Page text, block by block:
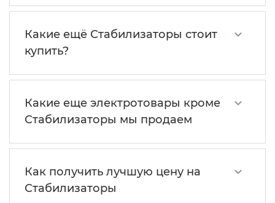
Какие ещё Стабилизаторы стоит
купить?
Какие еще электротовары кроме
Стабилизаторы мы продаем
Как получить лучшую цену на
Стабилизаторы